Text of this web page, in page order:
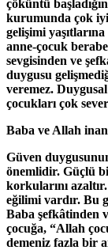
çöküntü
kurumunda çok iyi
gelişimi
anne-çocuk
sevgisinden ve
duygusu
veremez.
çocukları çok
Baba ve Allah
Güven
önemlidir. Güçlü
korkularını
eğilimi vardır. Bu
Baba şefkâtinden
çocuğa, “Allah
demeniz fazla bir